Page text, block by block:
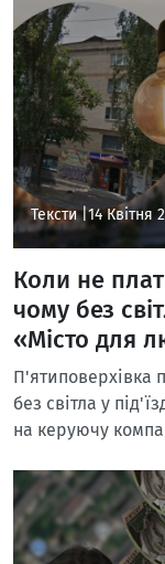
Тексти |14 Квітня
Коли не
чому без
«Місто для
П'ятиповерхівка
без світла у
на керуючу